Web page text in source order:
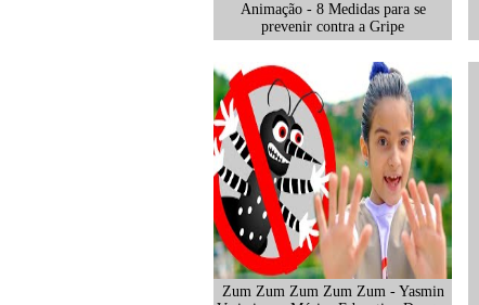
Animação - 8 Medidas para se
prevenir contra a Gripe
Zum Zum Zum Zum Zum - Yasmin